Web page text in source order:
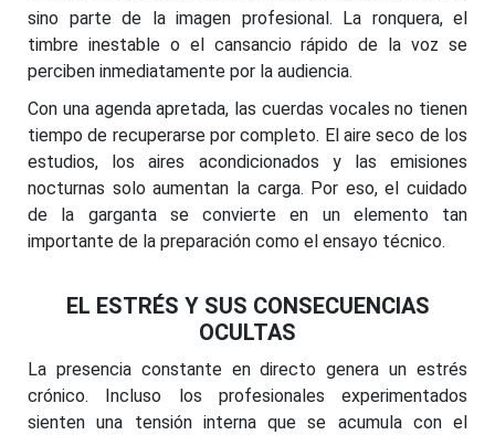
sino parte de la imagen profesional. La ronquera, el
timbre inestable o el cansancio rápido de la voz se
perciben inmediatamente por la audiencia.
Con una agenda apretada, las cuerdas vocales no tienen
tiempo de recuperarse por completo. El aire seco de los
estudios, los aires acondicionados y las emisiones
nocturnas solo aumentan la carga. Por eso, el cuidado
de la garganta se convierte en un elemento tan
importante de la preparación como el ensayo técnico.
EL ESTRÉS Y SUS CONSECUENCIAS
OCULTAS
La presencia constante en directo genera un estrés
crónico. Incluso los profesionales experimentados
sienten una tensión interna que se acumula con el